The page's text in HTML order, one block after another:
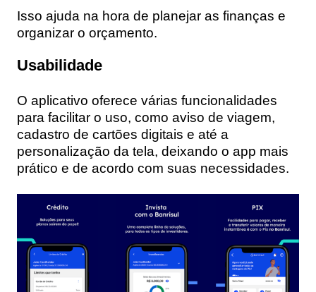
Isso ajuda na hora de planejar as finanças e
organizar o orçamento.
Usabilidade
O aplicativo oferece várias funcionalidades
para facilitar o uso, como aviso de viagem,
cadastro de cartões digitais e até a
personalização da tela, deixando o app mais
prático e de acordo com suas necessidades.